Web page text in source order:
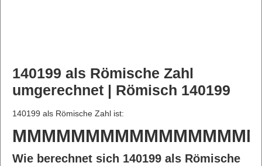
140199 als Römische Zahl
umgerechnet | Römisch 140199
140199 als Römische Zahl ist:
Wie berechnet sich 140199 als Römische